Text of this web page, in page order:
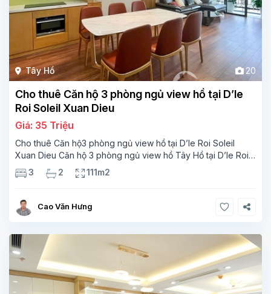
Tây Hồ 20
Cho thuê Căn hộ 3 phòng ngủ view hồ tại D’le
Roi Soleil Xuan Dieu
Giá: 35 Triệu
Cho thuê Căn hộ3 phòng ngủ view hồ tại D’le Roi Soleil
Xuan Dieu Căn hộ 3 phòng ngủ view hồ Tây Hồ tại D’le Roi
Soleil Xuan Dieu với giá hợp lý Diện tích sống là 111m2, bao
gồm 3 phòng
3 2 111m2
Cao Văn Hưng